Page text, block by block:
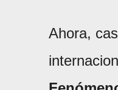
Ahora,